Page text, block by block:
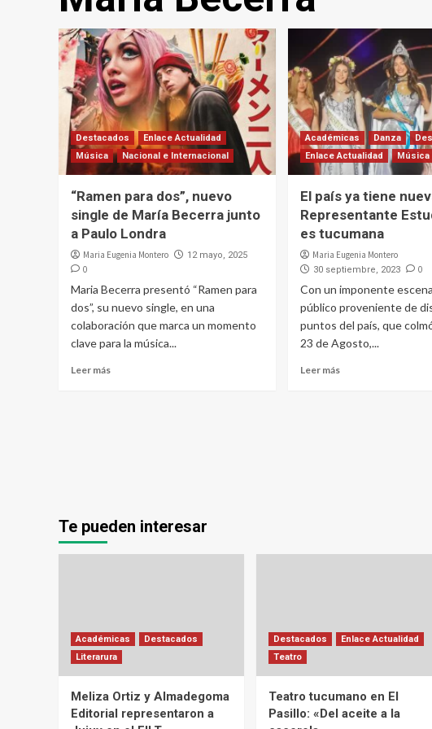
Destacados
Enlace Actualidad
Música
Nacional e Internacional
“Ramen para dos”, nuevo
single de María Becerra junto
a Paulo Londra
Maria Eugenia Montero 12 mayo, 2025
0
Maria Becerra presentó “Ramen para
dos”, su nuevo single, en una
colaboración que marca un momento
clave para la música...
Leer más
Académicas Danza
Enlace Actualidad
Música
El país ya tiene
Representante
es tucumana
Maria Eugenia Montero
30 septiembre, 2023 0
Con un imponente
público proveniente de
puntos del país, que
23 de Agosto,...
Leer más
Te pueden interesar
Académicas
Destacados
Literarura
Meliza Ortiz y Almadegoma
Editorial representaron a
Destacados
Enlace Actualidad
Teatro
Teatro tucumano en El
Pasillo: «Del aceite a la